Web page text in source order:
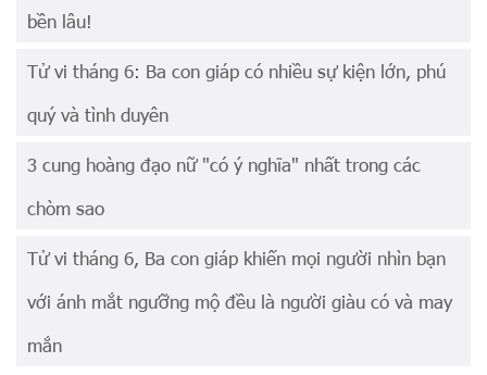
bền lâu!
Tử vi tháng 6: Ba con giáp có nhiều sự kiện lớn, phú
quý và tình duyên
3 cung hoàng đạo nữ "có ý nghĩa" nhất trong các
chòm sao
Tử vi tháng 6, Ba con giáp khiến mọi người nhìn bạn
với ánh mắt ngưỡng mộ đều là người giàu có và may
mắn